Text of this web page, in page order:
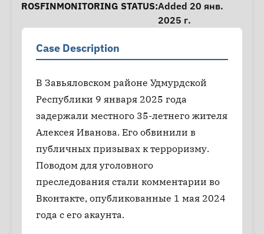
ROSFINMONITORING STATUS:Added 20 янв.
2025 г.
Case Description
В Завьяловском районе Удмурдской
Республики 9 января 2025 года
задержали местного 35-летнего жителя
Алексея Иванова. Его обвинили в
публичных призывах к терроризму.
Поводом для уголовного
преследования стали комментарии во
Вконтакте, опубликованные 1 мая 2024
года с его акаунта.